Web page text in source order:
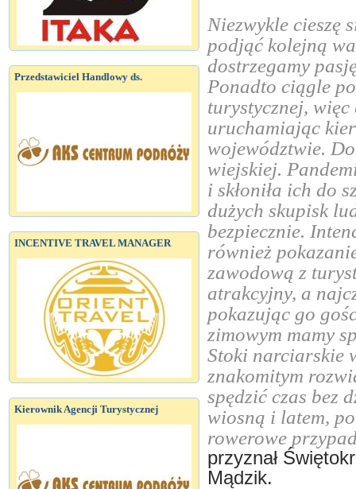
Przedstawiciel Handlowy ds.
INCENTIVE TRAVEL MANAGER
Kierownik Agencji Turystycznej
Niezwykle cieszę
podjąć kolejną
dostrzegamy
Ponadto ciągle
turystycznej, więc
uruchamiając
województwie.
wiejskiej.
i skłoniła ich do
dużych skupisk
bezpiecznie.
również
zawodową z
atrakcyjny, a
pokazując go
zimowym mamy
Stoki narciarskie
znakomitym
spędzić czas bez
wiosną i latem,
rowerowe
przyznał
Mądzik.